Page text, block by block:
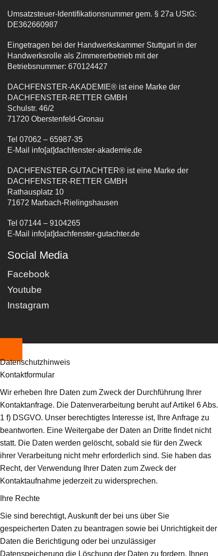
Umsatzsteuer-Identifikationsnummer gem. § 27a UStG:
DE362660987
Eingetragen bei der Handwerkskammer Stuttgart in der
Handwerksrolle als Zimmererbetrieb mit der
Betriebsnummer: 670124427
DACHFENSTER-AKADEMIE® ist eine Marke der
DACHFENSTER-RETTER GMBH
Schulstr. 46/2
71720 Oberstenfeld-Gronau
Tel 07062 – 65987-35
E-Mail info[at]dachfenster-akademie.de
DACHFENSTER-GUTACHTER® ist eine Marke der
DACHFENSTER-RETTER GMBH
Rathausplatz 10
71672 Marbach-Rielingshausen
Tel 07144 – 9104265
E-Mail info[at]dachfenster-gutachter.de
Social Media
Facebook
Youtube
Instagram
Datenschutzhinweis
Kontaktformular
Wir erheben Ihre Daten zum Zweck der Durchführung Ihrer
Kontaktanfrage. Die Datenverarbeitung beruht auf Artikel 6 Abs.
1 f) DSGVO. Unser berechtigtes Interesse ist, Ihre Anfrage zu
beantworten. Eine Weitergabe der Daten an Dritte findet nicht
statt. Die Daten werden gelöscht, sobald sie für den Zweck
ihrer Verarbeitung nicht mehr erforderlich sind. Sie haben das
Recht, der Verwendung Ihrer Daten zum Zweck der
Kontaktaufnahme jederzeit zu widersprechen.
Ihre Rechte
Sie sind berechtigt, Auskunft der bei uns über Sie
gespeicherten Daten zu beantragen sowie bei Unrichtigkeit der
Daten die Berichtigung oder bei unzulässiger
Datenspeicherung die Löschung der Daten zu fordern. Ihnen